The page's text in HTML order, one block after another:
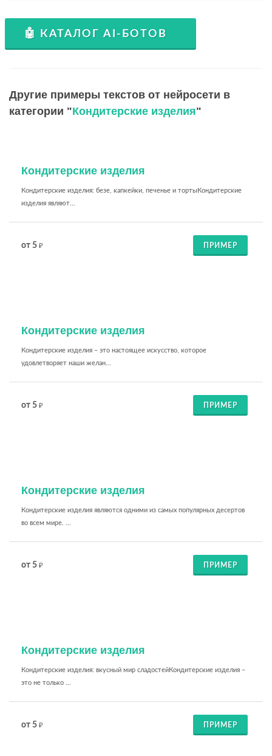
🤖 КАТАЛОГ AI-БОТОВ
Другие примеры текстов от нейросети в
категории "Кондитерские изделия"
Кондитерские изделия
Кондитерские изделия: безе, капкейки, печенье и тортыКондитерские
изделия являют...
от 5 ₽ ПРИМЕР
Кондитерские изделия
Кондитерские изделия – это настоящее искусство, которое
удовлетворяет наши желан...
от 5 ₽ ПРИМЕР
Кондитерские изделия
Кондитерские изделия являются одними из самых популярных десертов
во всем мире. ...
от 5 ₽ ПРИМЕР
Кондитерские изделия
Кондитерские изделия: вкусный мир сладостейКондитерские изделия –
это не только ...
от 5 ₽ ПРИМЕР